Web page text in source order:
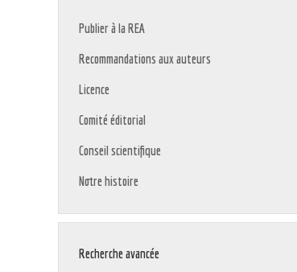
Publier à la REA
Recommandations aux auteurs
Licence
Comité éditorial
Conseil scientifique
Notre histoire
Recherche avancée